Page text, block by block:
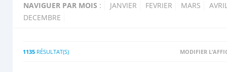
NAVIGUER PAR MOIS : JANVIER FEVRIER MARS
DECEMBRE
1135 RÉSULTAT(S) MODIFIER